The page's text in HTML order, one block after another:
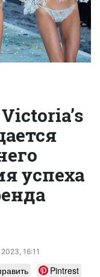
успеха
16:11
Pintrest